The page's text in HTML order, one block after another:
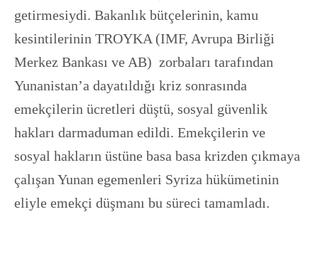
getirmesiydi. Bakanlık bütçelerinin, kamu
kesintilerinin TROYKA (IMF, Avrupa Birliği
Merkez Bankası ve AB) zorbaları tarafından
Yunanistan’a dayatıldığı kriz sonrasında
emekçilerin ücretleri düştü, sosyal güvenlik
hakları darmaduman edildi. Emekçilerin ve
sosyal hakların üstüne basa basa krizden çıkmaya
çalışan Yunan egemenleri Syriza hükümetinin
eliyle emekçi düşmanı bu süreci tamamladı.